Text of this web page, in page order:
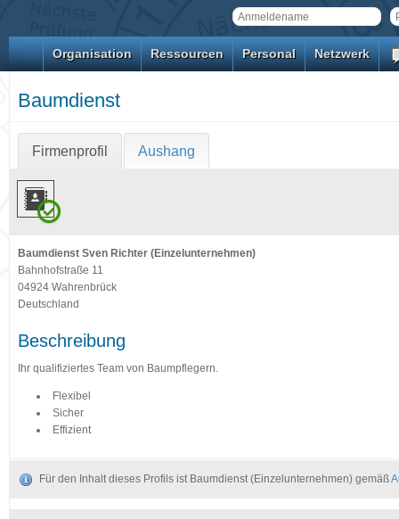
Organisation Ressourcen Personal Netzwerk
Baumdienst
Firmenprofil Aushang
Baumdienst Sven Richter (Einzelunternehmen)
Bahnhofstraße 11
04924 Wahrenbrück
Deutschland
Beschreibung
Ihr qualifiziertes Team von Baumpflegern.
Flexibel
Sicher
Effizient
Für den Inhalt dieses Profils ist Baumdienst (Einzelunternehmen) gemäß